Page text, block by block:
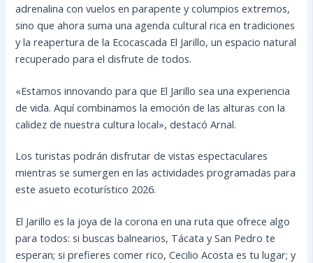
adrenalina con vuelos en parapente y columpios extremos,
sino que ahora suma una agenda cultural rica en tradiciones
y la reapertura de la Ecocascada El Jarillo, un espacio natural
recuperado para el disfrute de todos.
«Estamos innovando para que El Jarillo sea una experiencia
de vida. Aquí combinamos la emoción de las alturas con la
calidez de nuestra cultura local», destacó Arnal.
Los turistas podrán disfrutar de vistas espectaculares
mientras se sumergen en las actividades programadas para
este asueto ecoturístico 2026.
El Jarillo es la joya de la corona en una ruta que ofrece algo
para todos: si buscas balnearios, Tácata y San Pedro te
esperan; si prefieres comer rico, Cecilio Acosta es tu lugar; y